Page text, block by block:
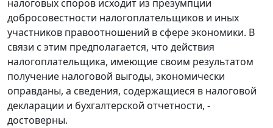
налоговых споров исходит из презумпции
добросовестности налогоплательщиков и иных
участников правоотношений в сфере экономики. В
связи с этим предполагается, что действия
налогоплательщика, имеющие своим результатом
получение налоговой выгоды, экономически
оправданы, а сведения, содержащиеся в налоговой
декларации и бухгалтерской отчетности, -
достоверны.